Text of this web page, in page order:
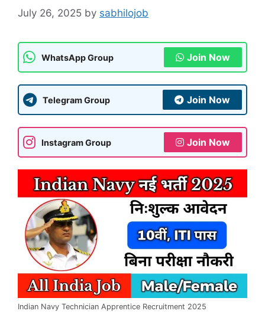
July 26, 2025 by sabhilojob
WhatsApp Group Join Now
Telegram Group Join Now
Instagram Group Join Now
Indian Navy Technician Apprentice Recruitment 2025